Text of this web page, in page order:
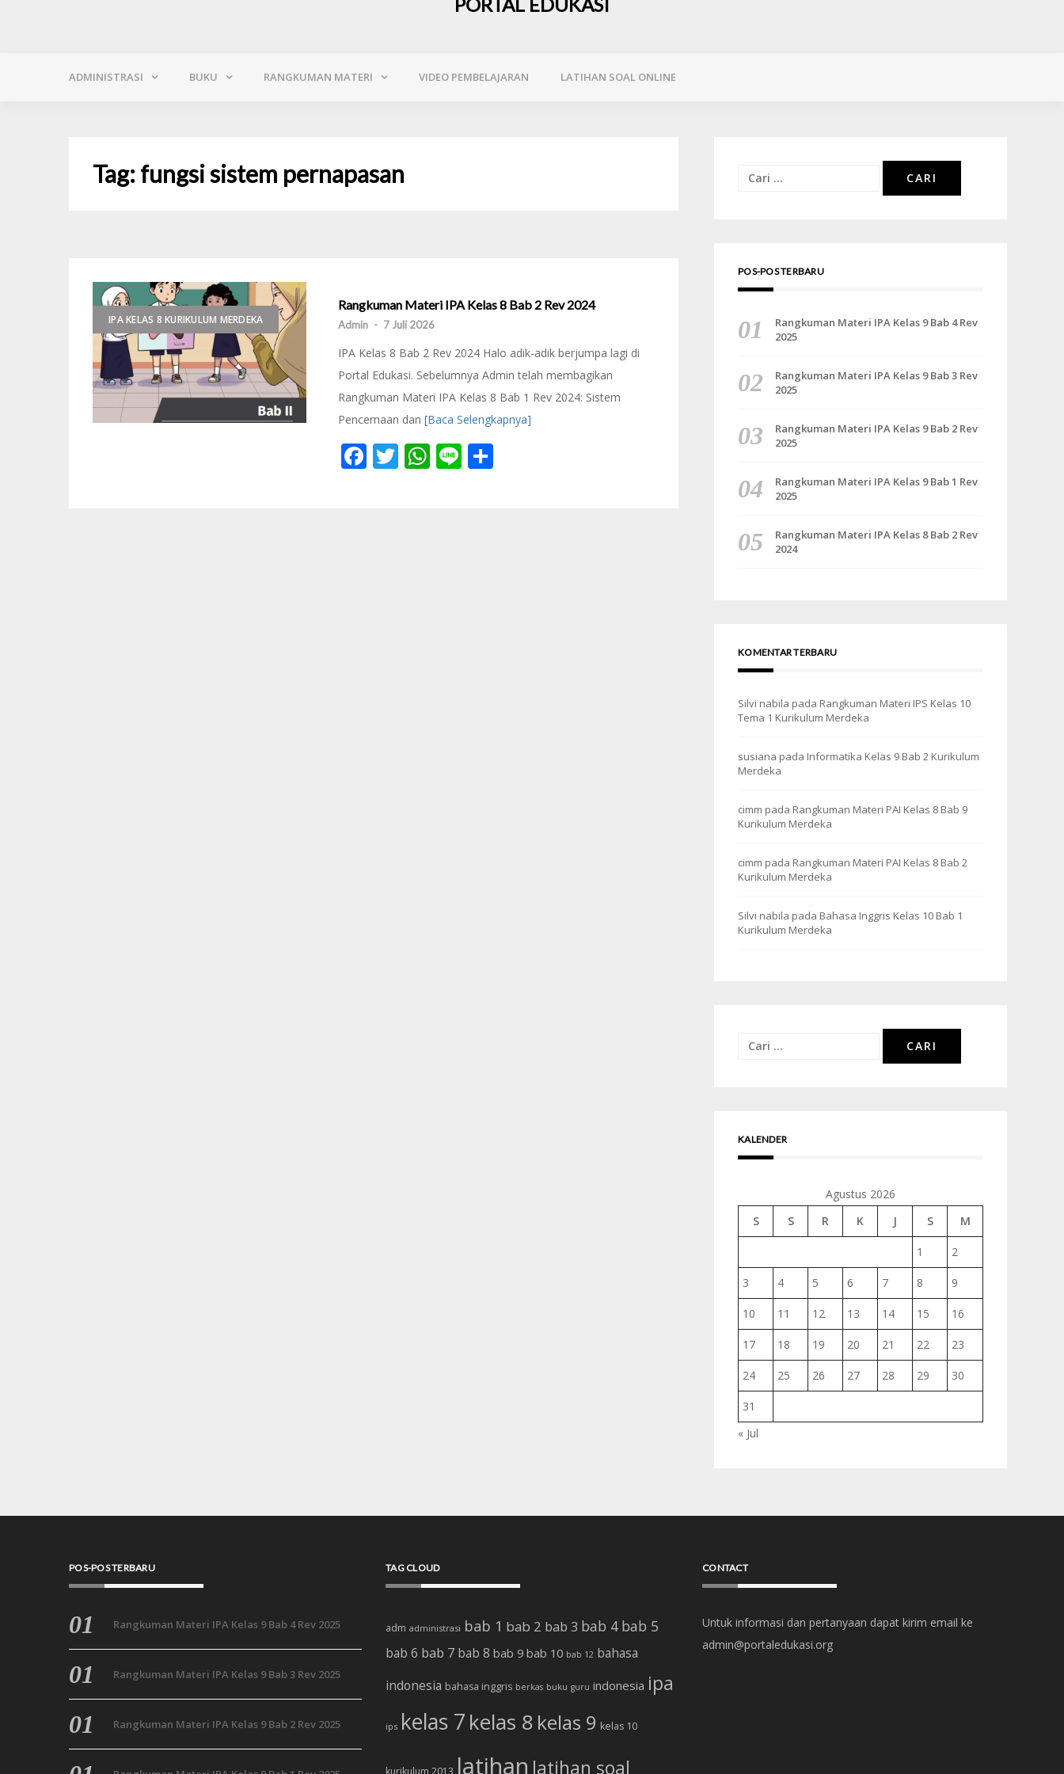
ADMINISTRASI BUKU RANGKUMAN MATERI VIDEO PEMBELAJARAN LATIHAN SOAL ONLINE
Tag:fungsi sistem pernapasan
IPA KELAS 8 KURIKULUM MERDEKA
Rangkuman Materi IPA Kelas 8 Bab 2 Rev 2024
Admin - 7 Juli 2026
IPA Kelas 8 Bab 2 Rev 2024 Halo adik-adik berjumpa lagi di
Portal Edukasi. Sebelumnya Admin telah membagikan
Rangkuman Materi IPA Kelas 8 Bab 1 Rev 2024: Sistem
Pencernaan dan [Baca Selengkapnya]
Facebook
Twitter
WhatsApp
Line
Cari
POS-POS TERBARU
Rangkuman Materi IPA Kelas 9 Bab 4 Rev
2025
Rangkuman Materi IPA Kelas 9 Bab 3 Rev
2025
Rangkuman Materi IPA Kelas 9 Bab 2 Rev
2025
Rangkuman Materi IPA Kelas 9 Bab 1 Rev
2025
Rangkuman Materi IPA Kelas 8 Bab 2 Rev
2024
KOMENTAR TERBARU
Silvi nabila pada Rangkuman Materi IPS Kelas 10
Tema 1 Kurikulum Merdeka
susiana pada Informatika Kelas 9 Bab 2 Kurikulum
Merdeka
cimm pada Rangkuman Materi PAI Kelas 8 Bab 9
Kurikulum Merdeka
cimm pada Rangkuman Materi PAI Kelas 8 Bab 2
Kurikulum Merdeka
Silvi nabila pada Bahasa Inggris Kelas 10 Bab 1
Kurikulum Merdeka
Cari
KALENDER
Agustus 2026
S
S R K J S M
1 2
3 4 5 6 7 8 9
10 11 12 13 14 15 16
17 18 19 20 21 22 23
24 25 26 27 28 29 30
31
« Jul
POS-POS TERBARU
Rangkuman Materi IPA Kelas 9 Bab 4 Rev 2025
Rangkuman Materi IPA Kelas 9 Bab 3 Rev 2025
Rangkuman Materi IPA Kelas 9 Bab 2 Rev 2025
TAG CLOUD
adm administrasi bab 1 bab 2 bab 3 bab 4 bab 5
bab 6 bab 7 bab 8 bab 9 bab 10 bab 12 bahasa
indonesia bahasa inggris berkas buku guru indonesia ipa
ips kelas 7kelas 8 kelas 9 kelas 10
kurikulum 2013 latihan latihan soal
CONTACT
Untuk informasi dan pertanyaan dapat kirim email ke
admin@portaledukasi.org